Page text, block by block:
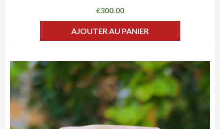
€300.00
AJOUTER AU PANIER